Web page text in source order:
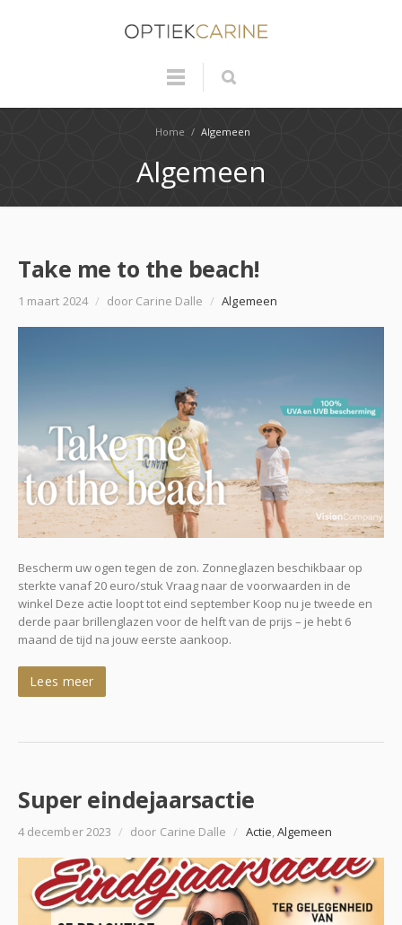
Home / Algemeen
Algemeen
Take me to the beach!
1 maart 2024 / door Carine Dalle / Algemeen
Bescherm uw ogen tegen de zon. Zonneglazen beschikbaar op
sterkte vanaf 20 euro/stuk Vraag naar de voorwaarden in de
winkel Deze actie loopt tot eind september Koop nu je tweede en
derde paar brillenglazen voor de helft van de prijs – je hebt 6
maand de tijd na jouw eerste aankoop.
Lees meer
Super eindejaarsactie
4 december 2023 / door Carine Dalle / Actie Algemeen